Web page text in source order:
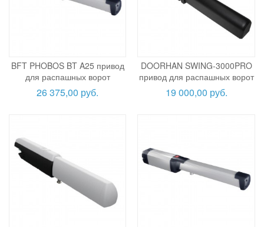
BFT PHOBOS BT A25 привод
для распашных ворот
26 375,00 руб.
DOORHAN SWING-3000PRO
привод для распашных ворот
19 000,00 руб.